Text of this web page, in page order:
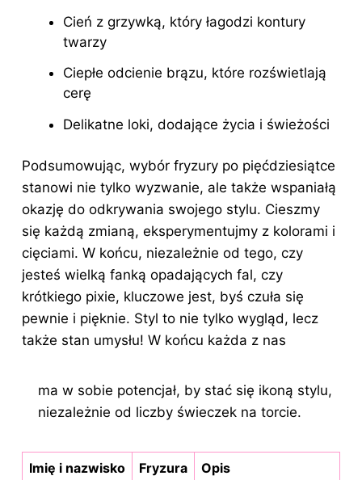
Cień z grzywką, który łagodzi kontury
twarzy
Ciepłe odcienie brązu, które rozświetlają
cerę
Delikatne loki, dodające życia i świeżości
Podsumowując, wybór fryzury po pięćdziesiątce
stanowi nie tylko wyzwanie, ale także wspaniałą
okazję do odkrywania swojego stylu. Cieszmy
się każdą zmianą, eksperymentujmy z kolorami i
cięciami. W końcu, niezależnie od tego, czy
jesteś wielką fanką opadających fal, czy
krótkiego pixie, kluczowe jest, byś czuła się
pewnie i pięknie. Styl to nie tylko wygląd, lecz
także stan umysłu! W końcu każda z nas
ma w sobie potencjał, by stać się ikoną stylu,
niezależnie od liczby świeczek na torcie.
Imię i nazwisko Fryzura Opis